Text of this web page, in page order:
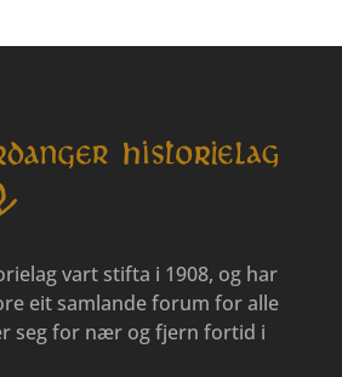
vart stifta i 1908, og har
eit samlande forum for alle
seg for nær og fjern fortid i